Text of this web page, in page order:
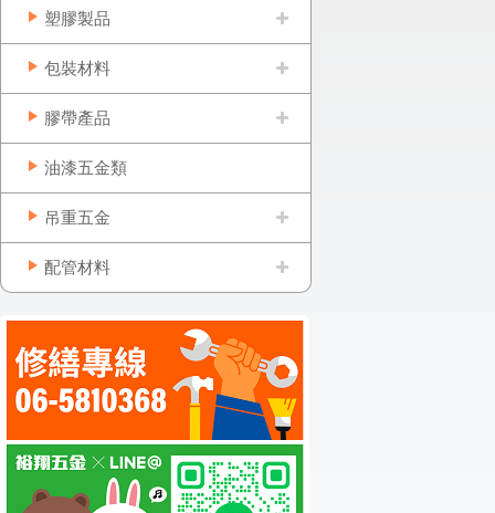
塑膠製品
包裝材料
膠帶產品
油漆五金類
吊重五金
配管材料